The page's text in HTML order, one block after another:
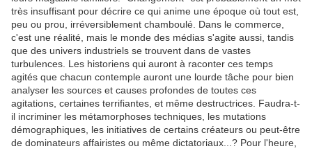
très insuffisant pour décrire ce qui anime une époque où tout est,
peu ou prou, irréversiblement chamboulé. Dans le commerce,
c'est une réalité, mais le monde des médias s'agite aussi, tandis
que des univers industriels se trouvent dans de vastes
turbulences. Les historiens qui auront à raconter ces temps
agités que chacun contemple auront une lourde tâche pour bien
analyser les sources et causes profondes de toutes ces
agitations, certaines terrifiantes, et même destructrices. Faudra-t-
il incriminer les métamorphoses techniques, les mutations
démographiques, les initiatives de certains créateurs ou peut-être
de dominateurs affairistes ou même dictatoriaux...? Pour l'heure,